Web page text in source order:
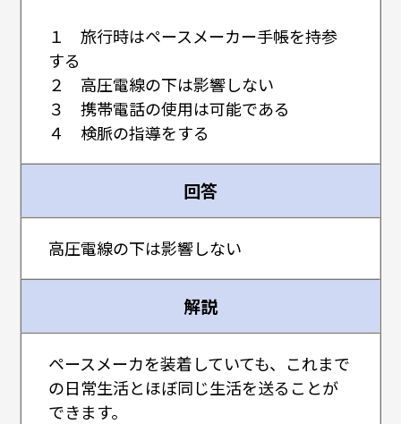
１ 旅行時はペースメーカー手帳を持参
する
２ 高圧電線の下は影響しない
３ 携帯電話の使用は可能である
４ 検脈の指導をする
回答
高圧電線の下は影響しない
解説
ペースメーカを装着していても、これまで
の日常生活とほぼ同じ生活を送ることが
できます。